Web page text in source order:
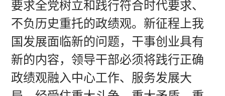
要求全党树立和践行符合时代要求、
不负历史重托的政绩观。新征程上我
国发展面临新的问题，干事创业具有
新的内容，领导干部必须将践行正确
政绩观融入中心工作、服务发展大